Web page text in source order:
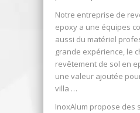
Notre entreprise de
epoxy a une équipes
aussi du matériel
grande expérience, le
revêtement de sol en
une valeur ajoutée
villa …
InoxAlum propose des